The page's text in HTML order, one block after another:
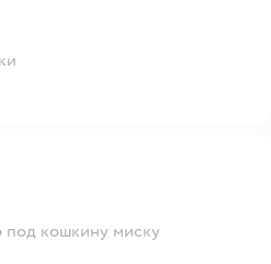
под кошкину миску